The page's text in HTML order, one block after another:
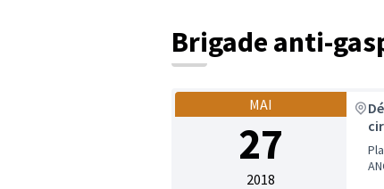
Brigade anti-
MAI
27
2018